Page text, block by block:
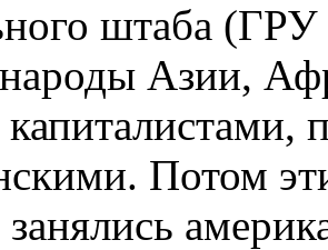
штаба
Азии,
капиталистами,
Потом
занялись